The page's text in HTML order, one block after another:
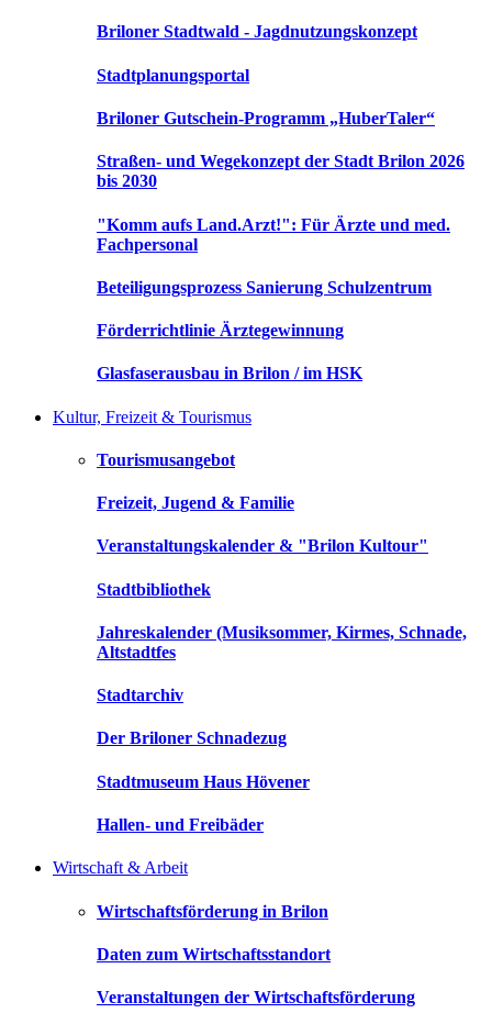
Briloner Stadtwald - Jagdnutzungskonzept
Stadtplanungsportal
Briloner Gutschein-Programm „HuberTaler“
Straßen- und Wegekonzept der Stadt Brilon 2026
bis 2030
"Komm aufs Land.Arzt!": Für Ärzte und med.
Fachpersonal
Beteiligungsprozess Sanierung Schulzentrum
Förderrichtlinie Ärztegewinnung
Glasfaserausbau in Brilon / im HSK
Kultur, Freizeit & Tourismus
Tourismusangebot
Freizeit, Jugend & Familie
Veranstaltungskalender & "Brilon Kultour"
Stadtbibliothek
Jahreskalender (Musiksommer, Kirmes, Schnade,
Altstadtfes
Stadtarchiv
Der Briloner Schnadezug
Stadtmuseum Haus Hövener
Hallen- und Freibäder
Wirtschaft & Arbeit
Wirtschaftsförderung in Brilon
Daten zum Wirtschaftsstandort
Veranstaltungen der Wirtschaftsförderung